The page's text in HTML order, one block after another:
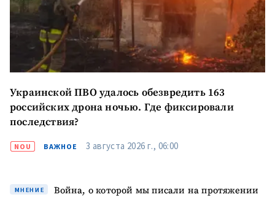
Украинской ПВО удалось обезвредить 163
российских дрона ночью. Где фиксировали
последствия?
NOU ВАЖНОЕ 3 августа 2026 г., 06:00
МНЕНИЕ
Война, о которой мы писали на протяжении